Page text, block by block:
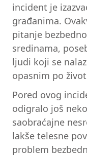
incident je
građanima.
pitanje
sredinama,
ljudi koji se
opasnim po
Pored ovog
odigralo još
saobraćajne
lakše telesne
problem